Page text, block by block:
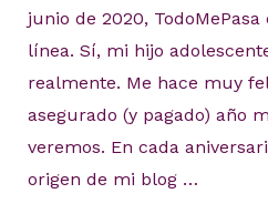
junio de 2020,
línea. Sí, mi hijo
realmente. Me hace muy
asegurado (y pagado) año
veremos. En cada
origen de mi blog …